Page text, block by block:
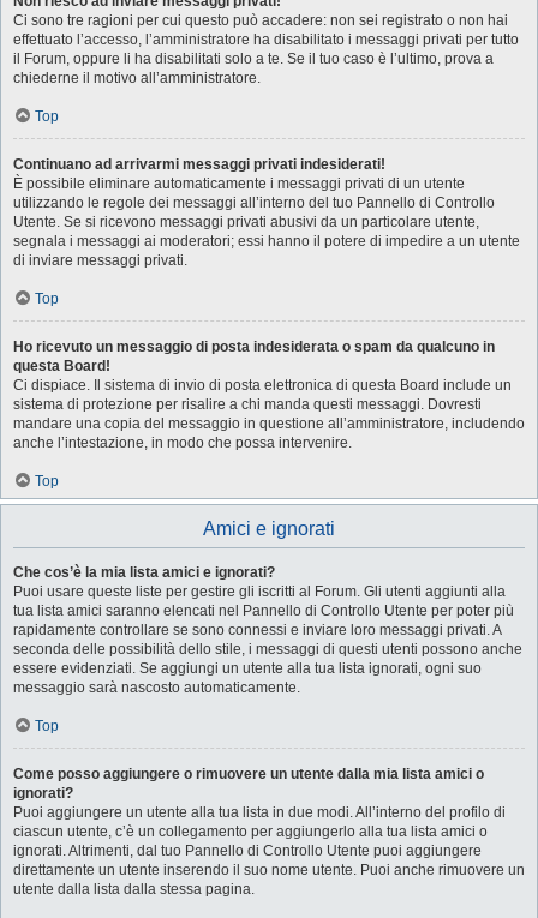
Ci sono tre ragioni per cui questo può accadere: non sei registrato o non hai
effettuato l’accesso, l’amministratore ha disabilitato i messaggi privati per tutto
il Forum, oppure li ha disabilitati solo a te. Se il tuo caso è l’ultimo, prova a
chiederne il motivo all’amministratore.
Top
Continuano ad arrivarmi messaggi privati indesiderati!
È possibile eliminare automaticamente i messaggi privati ​​di un utente
utilizzando le regole dei messaggi all’interno del tuo Pannello di Controllo
Utente. Se si ricevono messaggi privati ​​abusivi da un particolare utente,
segnala i messaggi ai moderatori; essi hanno il potere di impedire a un utente
di inviare messaggi privati​​.
Top
Ho ricevuto un messaggio di posta indesiderata o spam da qualcuno in
questa Board!
Ci dispiace. Il sistema di invio di posta elettronica di questa Board include un
sistema di protezione per risalire a chi manda questi messaggi. Dovresti
mandare una copia del messaggio in questione all’amministratore, includendo
anche l’intestazione, in modo che possa intervenire.
Top
Amici e ignorati
Che cos’è la mia lista amici e ignorati?
Puoi usare queste liste per gestire gli iscritti al Forum. Gli utenti aggiunti alla
tua lista amici saranno elencati nel Pannello di Controllo Utente per poter più
rapidamente controllare se sono connessi e inviare loro messaggi privati. A
seconda delle possibilità dello stile, i messaggi di questi utenti possono anche
essere evidenziati. Se aggiungi un utente alla tua lista ignorati, ogni suo
messaggio sarà nascosto automaticamente.
Top
Come posso aggiungere o rimuovere un utente dalla mia lista amici o
ignorati?
Puoi aggiungere un utente alla tua lista in due modi. All’interno del profilo di
ciascun utente, c’è un collegamento per aggiungerlo alla tua lista amici o
ignorati. Altrimenti, dal tuo Pannello di Controllo Utente puoi aggiungere
direttamente un utente inserendo il suo nome utente. Puoi anche rimuovere un
utente dalla lista dalla stessa pagina.